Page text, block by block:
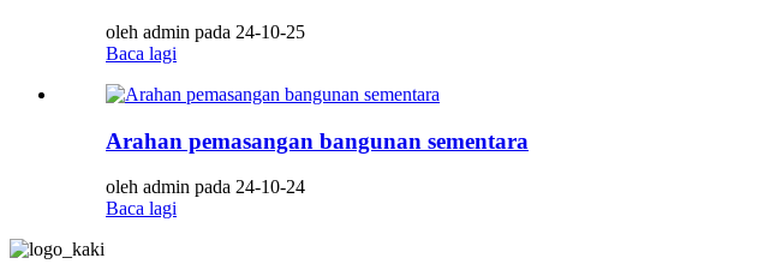
oleh admin pada 24-10-25
Baca lagi
Arahan pemasangan bangunan sementara
oleh admin pada 24-10-24
Baca lagi